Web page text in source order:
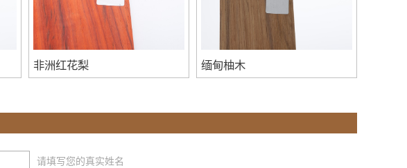
非洲红花梨 缅甸柚木
请填写您的真实姓名